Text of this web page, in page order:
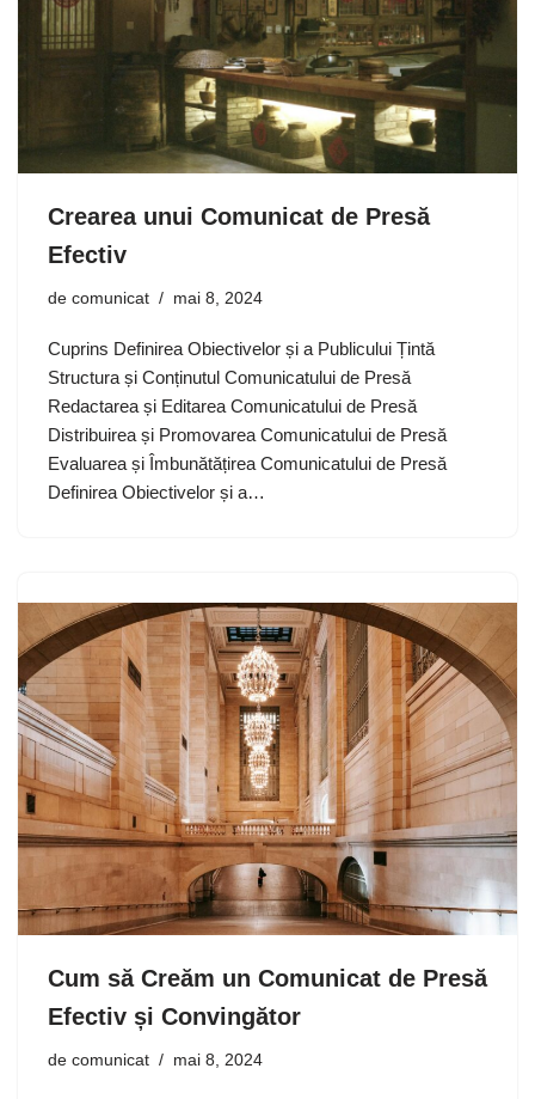
Crearea unui Comunicat de Presă
Efectiv
de comunicat mai 8, 2024
Cuprins Definirea Obiectivelor și a Publicului Țintă
Structura și Conținutul Comunicatului de Presă
Redactarea și Editarea Comunicatului de Presă
Distribuirea și Promovarea Comunicatului de Presă
Evaluarea și Îmbunătățirea Comunicatului de Presă
Definirea Obiectivelor și a…
Cum să Creăm un Comunicat de Presă
Efectiv și Convingător
de comunicat mai 8, 2024